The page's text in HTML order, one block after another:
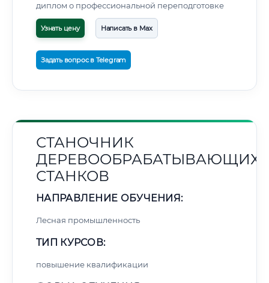
диплом о профессиональной переподготовке
Узнать цену Написать в Max
Задать вопрос в Telegram
СТАНОЧНИК
ДЕРЕВООБРАБАТЫВАЮЩИХ
СТАНКОВ
НАПРАВЛЕНИЕ ОБУЧЕНИЯ:
Лесная промышленность
ТИП КУРСОВ:
повышение квалификации